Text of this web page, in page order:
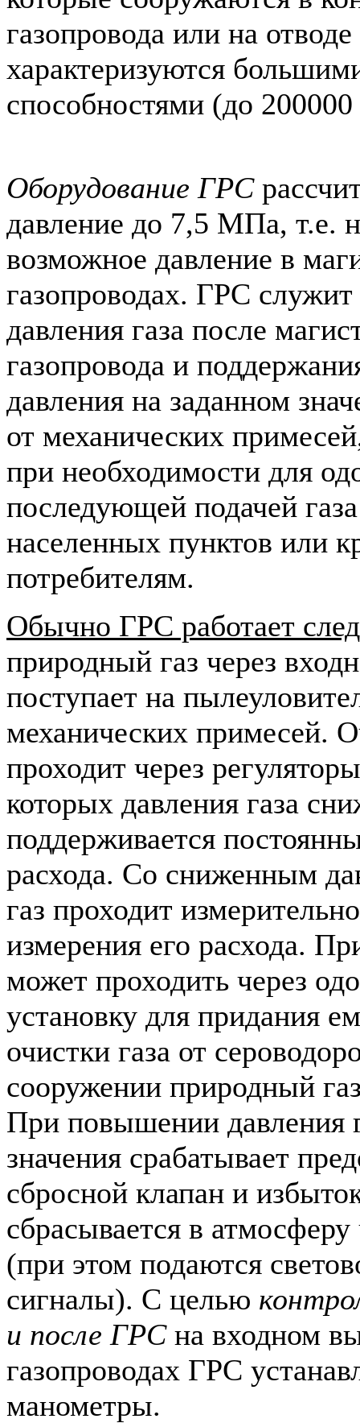
газопровода или на
характеризуются
способностями (до
Оборудование ГРС
давление до 7,5 МПа, т.е.
возможное давление в
газопроводах. ГРС
давления газа после
газопровода и
давления на заданном
от механических
при необходимости для
последующей подачей
населенных пунктов или
потребителям.
Обычно ГРС работает
природный газ через
поступает на
механических примесей.
проходит через
которых давления газа
поддерживается
расхода. Со сниженным
газ проходит
измерения его расхода.
может проходить через
установку для придания
очистки газа от
сооружении природный
При повышении давления
значения срабатывает
сбросной клапан и
сбрасывается в
(при этом подаются
сигналы). С целью
и после ГРСна входном
газопроводах ГРС
манометры.